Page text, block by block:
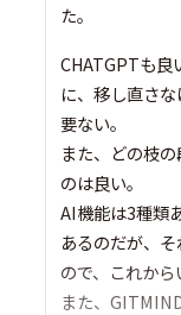
た。
CHATGPTも良
に、移し直さ
要ない。
また、どの枝
のは良い。
AI機能は3種類
あるのだが、
ので、これから
また、